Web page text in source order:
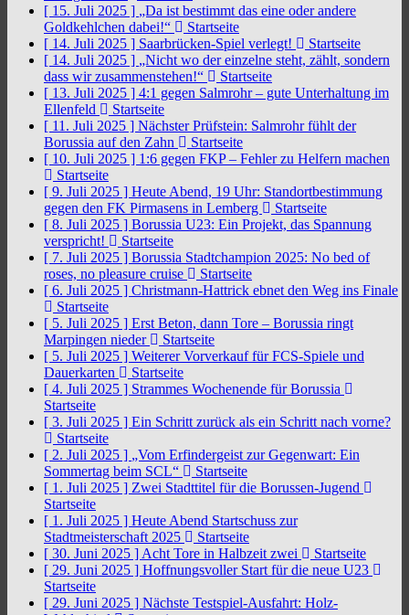
[ 15. Juli 2025 ] „Da ist bestimmt das eine oder andere
Goldkehlchen dabei!“
Startseite
[ 14. Juli 2025 ] Saarbrücken-Spiel verlegt!
Startseite
[ 14. Juli 2025 ] „Nicht wo der einzelne steht, zählt, sondern
dass wir zusammenstehen!“
Startseite
[ 13. Juli 2025 ] 4:1 gegen Salmrohr – gute Unterhaltung im
Ellenfeld
Startseite
[ 11. Juli 2025 ] Nächster Prüfstein: Salmrohr fühlt der
Borussia auf den Zahn
Startseite
[ 10. Juli 2025 ] 1:6 gegen FKP – Fehler zu Helfern machen
Startseite
[ 9. Juli 2025 ] Heute Abend, 19 Uhr: Standortbestimmung
gegen den FK Pirmasens in Lemberg
Startseite
[ 8. Juli 2025 ] Borussia U23: Ein Projekt, das Spannung
verspricht!
Startseite
[ 7. Juli 2025 ] Borussia Stadtchampion 2025: No bed of
roses, no pleasure cruise
Startseite
[ 6. Juli 2025 ] Christmann-Hattrick ebnet den Weg ins Finale
Startseite
[ 5. Juli 2025 ] Erst Beton, dann Tore – Borussia ringt
Marpingen nieder
Startseite
[ 5. Juli 2025 ] Weiterer Vorverkauf für FCS-Spiele und
Dauerkarten
Startseite
[ 4. Juli 2025 ] Strammes Wochenende für Borussia
Startseite
[ 3. Juli 2025 ] Ein Schritt zurück als ein Schritt nach vorne?
Startseite
[ 2. Juli 2025 ] „Vom Erfindergeist zur Gegenwart: Ein
Sommertag beim SCL“
Startseite
[ 1. Juli 2025 ] Zwei Stadttitel für die Borussen-Jugend
Startseite
[ 1. Juli 2025 ] Heute Abend Startschuss zur
Stadtmeisterschaft 2025
Startseite
[ 30. Juni 2025 ] Acht Tore in Halbzeit zwei
Startseite
[ 29. Juni 2025 ] Hoffnungsvoller Start für die neue U23
Startseite
[ 29. Juni 2025 ] Nächste Testspiel-Ausfahrt: Holz-